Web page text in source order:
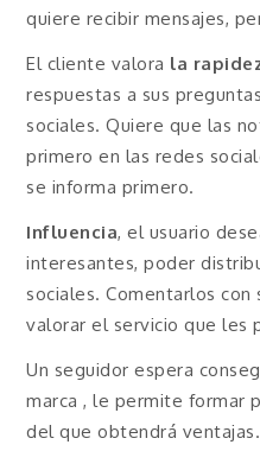
quiere recibir mensajes,
El cliente valora la
respuestas a sus
sociales. Quiere que las
primero en las redes
se informa primero.
Influencia, el usuario
interesantes, poder
sociales. Comentarlos con
valorar el servicio que les
Un seguidor espera
marca , le permite formar
del que obtendrá ventajas.